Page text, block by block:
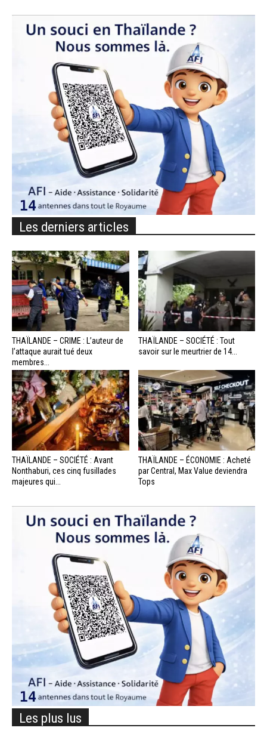
Les derniers articles
THAÏLANDE – CRIME : L’auteur de
l’attaque aurait tué deux
membres...
THAÏLANDE – SOCIÉTÉ : Tout
savoir sur le meurtrier de 14...
THAÏLANDE – SOCIÉTÉ : Avant
Nonthaburi, ces cinq fusillades
majeures qui...
THAÏLANDE – ÉCONOMIE : Acheté
par Central, Max Value deviendra
Tops
Les plus lus